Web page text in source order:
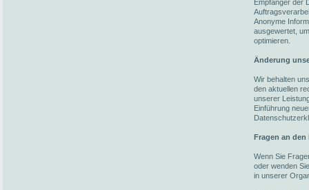
Empfänger der
Anonyme
ausgewertet,
optimieren.
Änderung
Wir behalten
den aktuellen
unserer
Einführung
Fragen an
Wenn Sie
oder wenden
in unserer